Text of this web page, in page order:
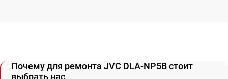
Почему для ремонта JVC DLA-NP5B стоит
выбрать нас